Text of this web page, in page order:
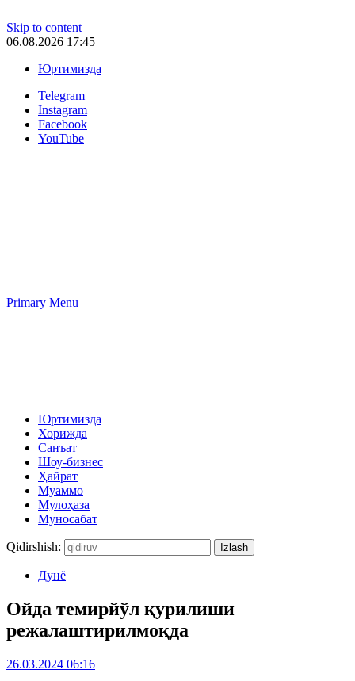
Skip to content
06.08.2026 17:45
Юртимизда
Telegram
Instagram
Facebook
YouTube
Primary Menu
Юртимизда
Хорижда
Санъат
Шоу-бизнес
Ҳайрат
Муаммо
Мулоҳаза
Муносабат
Qidirshish:
Дунё
Ойда темирйўл қурилиши
режалаштирилмоқда
26.03.2024 06:16